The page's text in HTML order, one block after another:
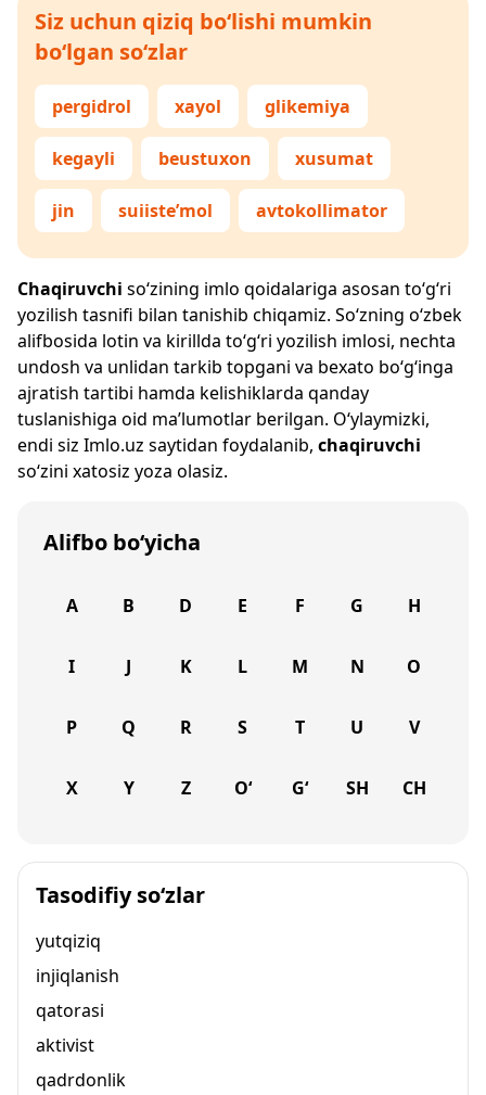
Siz uchun qiziq bo‘lishi mumkin
bo‘lgan so‘zlar
pergidrol xayol glikemiya
kegayli beustuxon xusumat
jin suiiste’mol avtokollimator
Chaqiruvchi so‘zining imlo qoidalariga asosan to‘g‘ri
yozilish tasnifi bilan tanishib chiqamiz. So‘zning o‘zbek
alifbosida lotin va kirillda to‘g‘ri yozilish imlosi, nechta
undosh va unlidan tarkib topgani va bexato bo‘g‘inga
ajratish tartibi hamda kelishiklarda qanday
tuslanishiga oid ma’lumotlar berilgan. O‘ylaymizki,
endi siz Imlo.uz saytidan foydalanib, chaqiruvchi
so‘zini xatosiz yoza olasiz.
Alifbo bo‘yicha
A B D E F G H
I J K L M N O
P Q R S T U V
X Y Z O‘ G‘ SH CH
Tasodifiy so‘zlar
yutqiziq
injiqlanish
qatorasi
aktivist
qadrdonlik